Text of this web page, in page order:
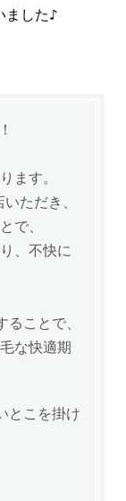
ました♪
ます。
ただき、
で、
、不快に
ことで、
な快適期
とこを掛け